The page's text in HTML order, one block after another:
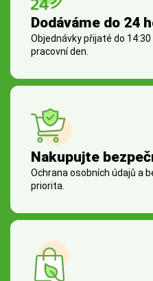
Dodáváme do 24
Objednávky přijaté do
pracovní den.
Nakupujte
Ochrana osobních údajů a
priorita.